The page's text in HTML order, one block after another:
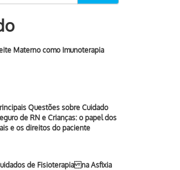
Materno como Imunoterapia
Questões sobre Cuidado
de RN e Crianças: o papel dos
e os direitos do paciente
de Fisioterapia na Asfixia